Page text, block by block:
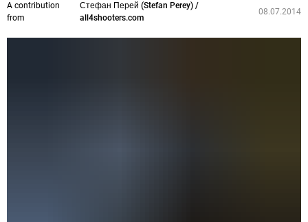
A contribution
from
Стефан Перей (Stefan Perey) /
all4shooters.com
08.07.2014